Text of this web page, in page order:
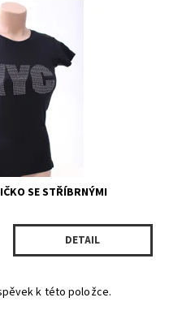
SE STŘÍBRNÝMI
DETAIL
k této položce.